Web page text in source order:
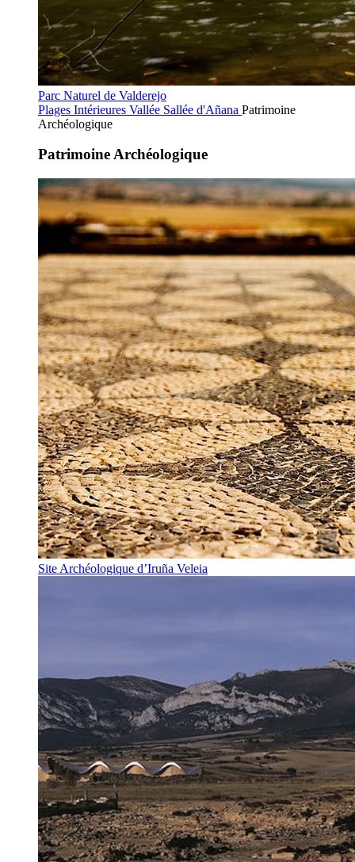
Parc Naturel de Valderejo
Plages Intérieures Vallée Sallée d'Añana Patrimoine
Archéologique
Patrimoine Archéologique
Site Archéologique d’Iruña Veleia